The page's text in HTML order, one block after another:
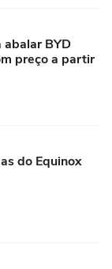
abalar BYD
preço a partir
do Equinox